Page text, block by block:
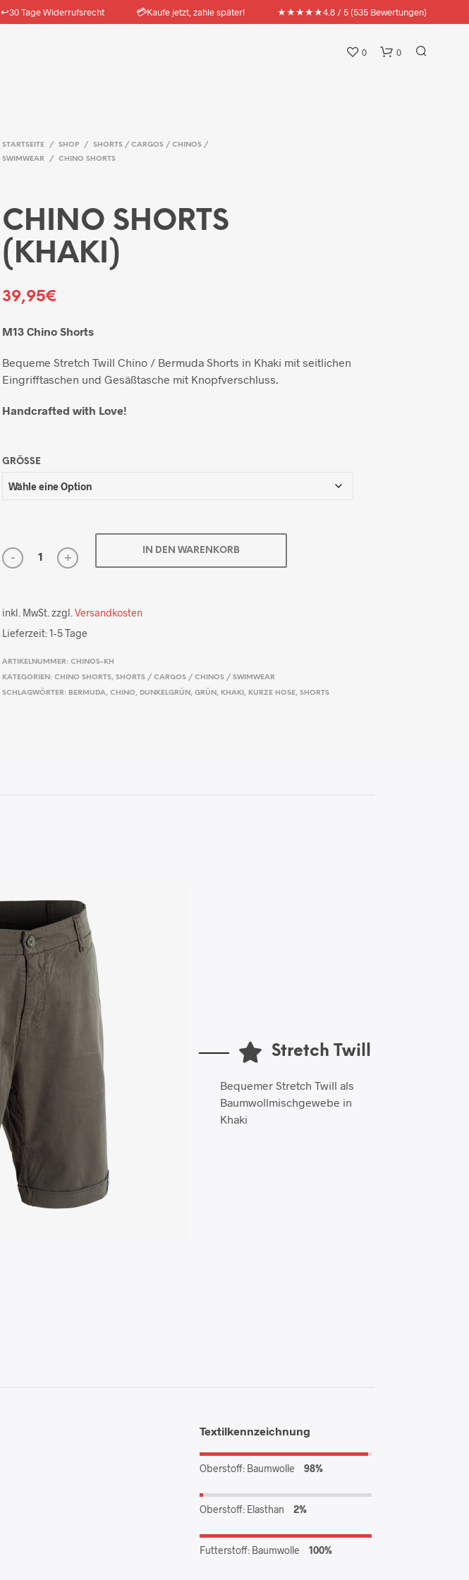
↩️30 Tage Widerrufsrecht 💳Kaufe jetzt, zahle später! ★★★★★4.8 / 5 (535 Bewertungen)
0 0
STARTSEITE / SHOP /
SHORTS / CARGOS / CHINOS /
SWIMWEAR
/ CHINO SHORTS
CHINO SHORTS
(KHAKI)
39,95€
M13 Chino Shorts
Bequeme Stretch Twill Chino / Bermuda Shorts in Khaki mit seitlichen
Eingrifftaschen und Gesäßtasche mit Knopfverschluss.
Handcrafted with Love!
GRÖSSE
IN DEN WARENKORB
inkl. MwSt. zzgl. Versandkosten
Lieferzeit:1-5 Tage
ARTIKELNUMMER: CHINOS-KH
KATEGORIEN: CHINO SHORTS, SHORTS / CARGOS / CHINOS / SWIMWEAR
SCHLAGWÖRTER: BERMUDA, CHINO, DUNKELGRÜN , GRÜN , KHAKI , KURZE HOSE, SHORTS
Stretch Twill
Bequemer Stretch Twill als
Baumwollmischgewebe in
Khaki
Textilkennzeichnung
Oberstoff: Baumwolle 98%
Oberstoff: Elasthan 2%
Futterstoff: Baumwolle 100%